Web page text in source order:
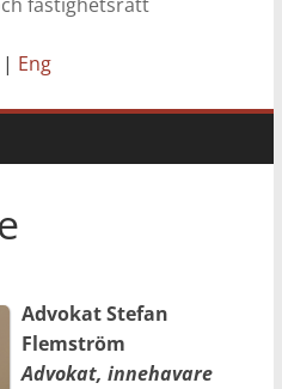
| Eng
Advokat Stefan
Flemström
Advokat, innehavare